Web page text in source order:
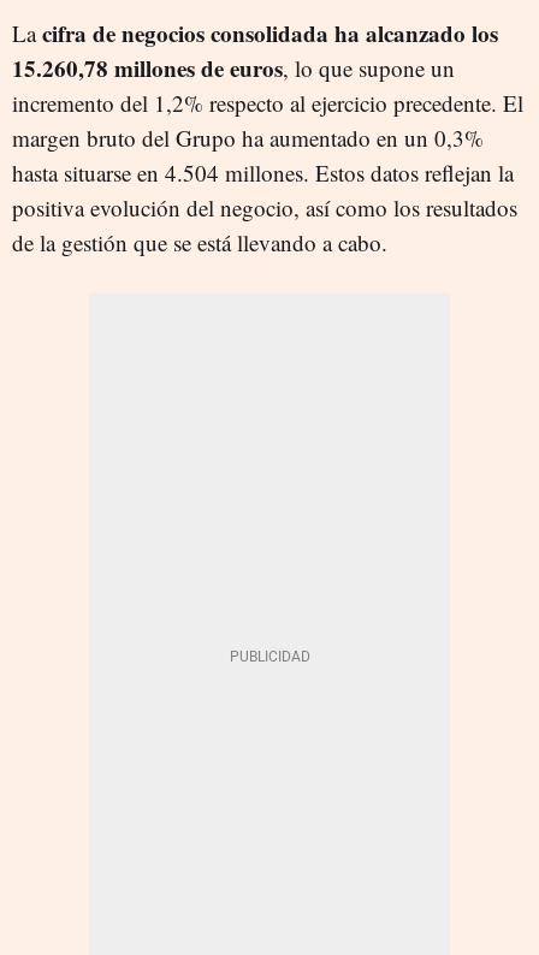
Lacifra de negocios consolidada ha alcanzado los
15.260,78 millones de euros, lo que supone un
incremento del 1,2% respecto al ejercicio precedente. El
margen bruto del Grupo ha aumentado en un 0,3%
hasta situarse en 4.504 millones. Estos datos reflejan la
positiva evolución del negocio, así como los resultados
de la gestión que se está llevando a cabo.